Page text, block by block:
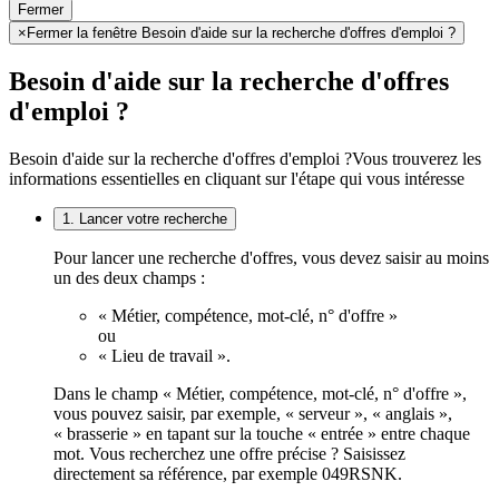
Fermer
× Fermer la fenêtre Besoin d'aide sur la recherche d'offres d'emploi ?
Besoin d'aide sur la recherche d'offres
d'emploi ?
Besoin d'aide sur la recherche d'offres d'emploi ?Vous trouverez les
informations essentielles en cliquant sur l'étape qui vous intéresse
1. Lancer votre recherche
Pour lancer une recherche d'offres, vous devez saisir au moins
un des deux champs :
« Métier, compétence, mot-clé, n° d'offre »
ou
« Lieu de travail ».
Dans le champ « Métier, compétence, mot-clé, n° d'offre »,
vous pouvez saisir, par exemple, « serveur », « anglais »,
« brasserie » en tapant sur la touche « entrée » entre chaque
mot. Vous recherchez une offre précise ? Saisissez
directement sa référence, par exemple 049RSNK.